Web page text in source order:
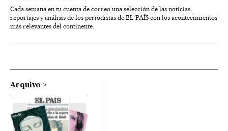
Cada semana en tu cuenta de correo una selección de las noticias,
reportajes y análisis de los periodistas de EL PAÍS con los acontecimientos
más relevantes del continente.
Arquivo